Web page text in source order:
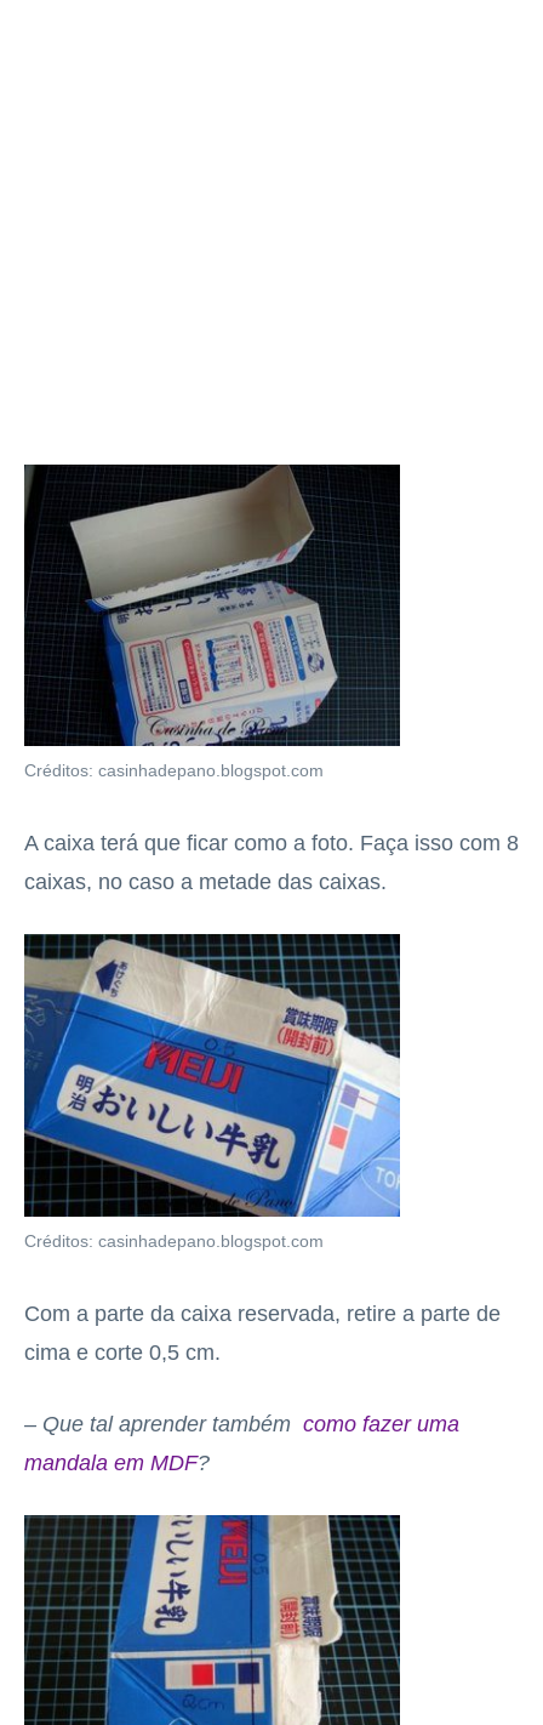
Créditos: casinhadepano.blogspot.com
A caixa terá que ficar como a foto. Faça isso com 8
caixas, no caso a metade das caixas.
Créditos: casinhadepano.blogspot.com
Com a parte da caixa reservada, retire a parte de
cima e corte 0,5 cm.
– Que tal aprender também como fazer uma
mandala em MDF?